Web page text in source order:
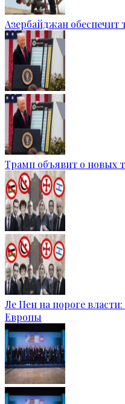
Азербайджан обеспечит
Трамп объявит о новых
Ле Пен на пороге
Европы